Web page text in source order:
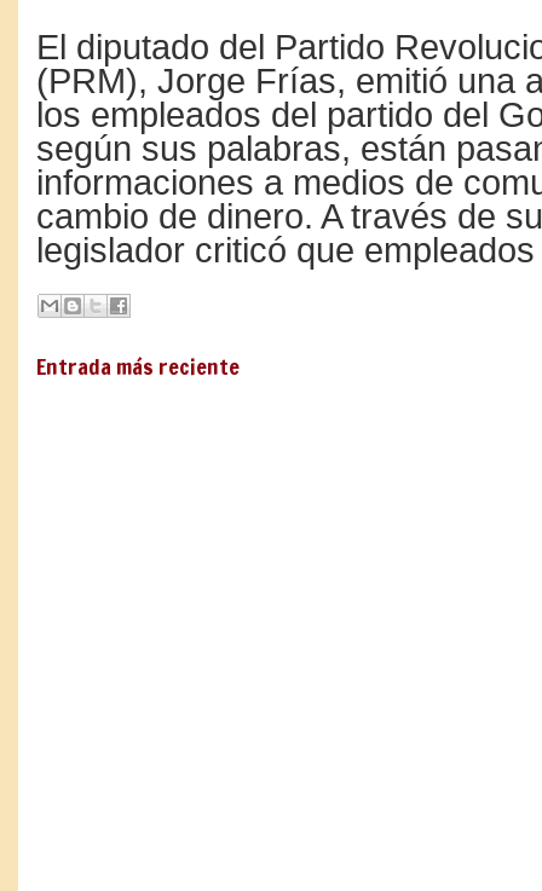
El diputado del Partido
(PRM), Jorge Frías, emitió una
los empleados del partido del
según sus palabras, están
informaciones a medios de
cambio de dinero. A través de
legislador criticó que
Entrada más reciente